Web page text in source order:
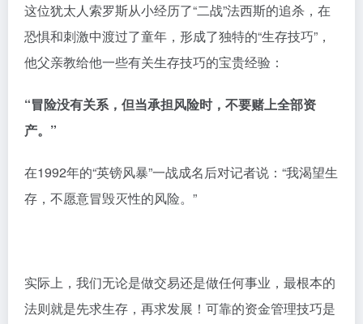
这位犹太人索罗斯从小经历了“二战”法西斯的追杀，在
恐惧和刺激中渡过了童年，形成了独特的“生存技巧”，
他父亲教给他一些有关生存技巧的宝贵经验：
“冒险没有关系，但当承担风险时，不要赌上全部资
产。”
在1992年的“英镑风暴”一战成名后对记者说：“我渴望生
存，不愿意冒毁灭性的风险。”
实际上，我们无论是做交易还是做任何事业，最根本的
法则就是先求生存，再求发展！可靠的资金管理技巧是